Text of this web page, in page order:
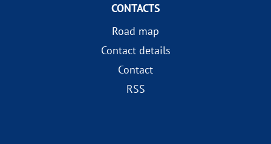
CONTACTS
Road map
Contact details
Contact
RSS